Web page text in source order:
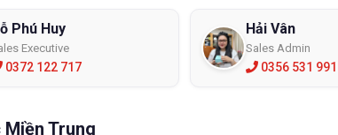
Phú Huy
Executive
0372 122 717
Hải Vân
Sales Admin
0356 531 991
Miền Trung